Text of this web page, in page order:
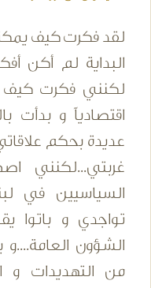
لقد فكرت كيف
البداية لم أكن
لكنني فكرت كيف
اقتصادياً و بدأت
عديدة بحكم
غربتي...لكنني
السياسيين في
تواجدي و باتوا
الشؤون
من التهديدات و